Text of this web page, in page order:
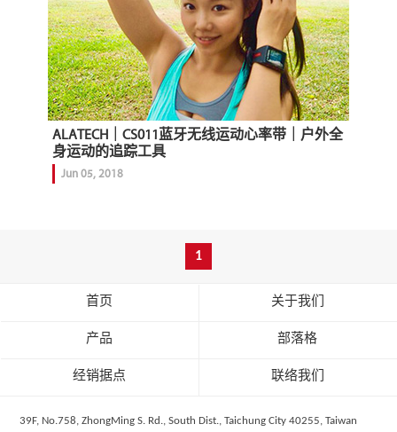
ALATECH｜CS011蓝牙无线运动心率带｜户外全
身运动的追踪工具
Jun 05, 2018
1
首页 关于我们
产品 部落格
经销据点 联络我们
39F, No.758, ZhongMing S. Rd., South Dist., Taichung City 40255, Taiwan